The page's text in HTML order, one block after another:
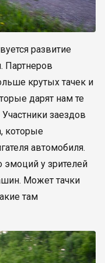
развитие
Партнеров
крутых тачек и
дарят нам те
заездов
которые
автомобиля.
эмоций у зрителей
Может тачки
там